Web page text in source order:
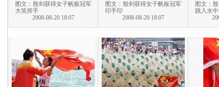
图文：殷剑获得女子帆板冠军
大笑挥手
2008-08-20 18:07
图文：殷剑获得女子帆板冠军
印手印
2008-08-20 18:07
图文：
跳入水